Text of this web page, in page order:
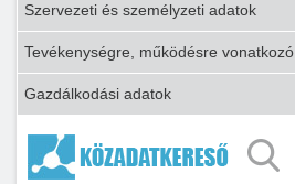
Szervezeti és személyzeti adatok
Tevékenységre, működésre vonatkozó
Gazdálkodási adatok